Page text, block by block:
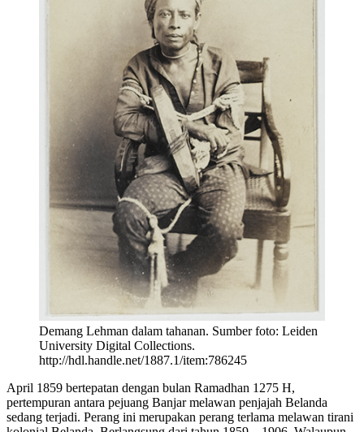
Demang Lehman dalam tahanan. Sumber foto: Leiden
University Digital Collections.
http://hdl.handle.net/1887.1/item:786245
April 1859 bertepatan dengan bulan Ramadhan 1275 H,
pertempuran antara pejuang Banjar melawan penjajah Belanda
sedang terjadi. Perang ini merupakan perang terlama melawan tirani